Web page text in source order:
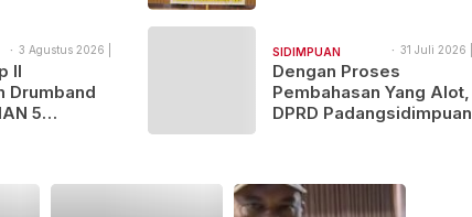
3 Agustus 2026 |
10:46
II
Drumband
5
SIDIMPUAN
NAJEGES
31 Juli 2026 |
17:17
Dengan Proses
Pembahasan Yang Alot,
DPRD Padangsidimpuan